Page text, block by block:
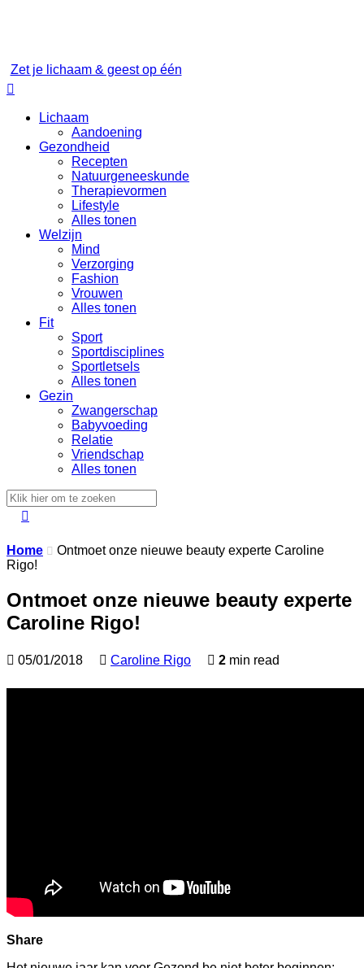
Zet je lichaam & geest op één

Lichaam
Aandoening
Gezondheid
Recepten
Natuurgeneeskunde
Therapievormen
Lifestyle
Alles tonen
Welzijn
Mind
Verzorging
Fashion
Vrouwen
Alles tonen
Fit
Sport
Sportdisciplines
Sportletsels
Alles tonen
Gezin
Zwangerschap
Babyvoeding
Relatie
Vriendschap
Alles tonen

Home  Ontmoet onze nieuwe beauty experte Caroline
Rigo!
Ontmoet onze nieuwe beauty experte
Caroline Rigo!
 05/01/2018  Caroline Rigo  2 min read
Share